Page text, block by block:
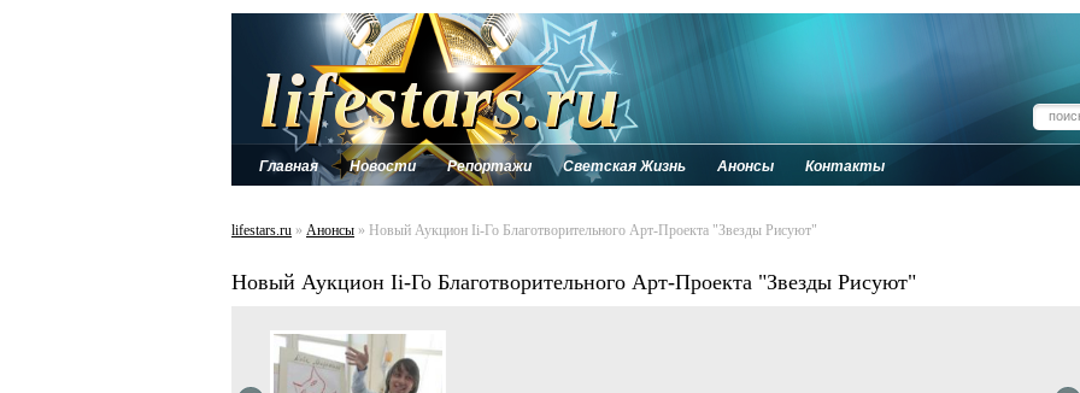
Главная Новости Репортажи Светская Жизнь Анонсы Контакты
lifestars.ru » Анонсы » Новый Аукцион Ii-Го Благотворительного Арт-Проекта "Звезды Рисуют"
Новый Аукцион Ii-Го Благотворительного Арт-Проекта "Звезды Рисуют"